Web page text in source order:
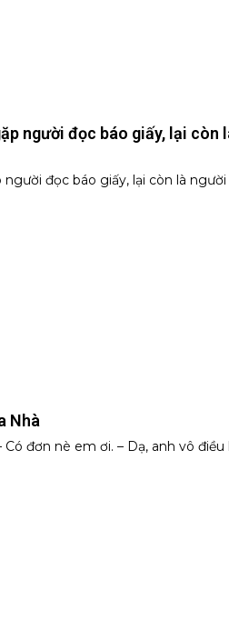
người đọc báo giấy, lại còn
người đọc báo giấy, lại còn là
Nhà
đơn nè em ơi. – Dạ, anh vô điều